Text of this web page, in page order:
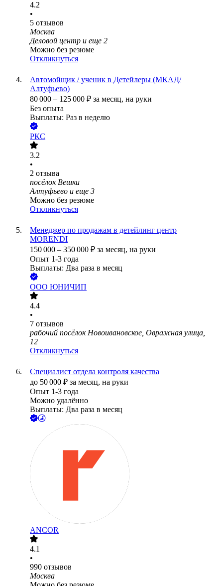
4.2
•
5 отзывов
Москва
Деловой центр и еще 2
Можно без резюме
Откликнуться
Автомойщик / ученик в Детейлеры (МКАД/
Алтуфьево)
80 000 – 125 000 ₽ за месяц, на руки
Без опыта
Выплаты: Раз в неделю
РКС
3.2
•
2 отзыва
посёлок Вешки
Алтуфьево и еще 3
Можно без резюме
Откликнуться
Менеджер по продажам в детейлинг центр
MORENDI
150 000 – 350 000 ₽ за месяц, на руки
Опыт 1-3 года
Выплаты: Два раза в месяц
ООО ЮНИЧИП
4.4
•
7 отзывов
рабочий посёлок Новоивановское, Овражная улица,
12
Откликнуться
Специалист отдела контроля качества
до 50 000 ₽ за месяц, на руки
Опыт 1-3 года
Можно удалённо
Выплаты: Два раза в месяц
ANCOR
4.1
•
990 отзывов
Москва